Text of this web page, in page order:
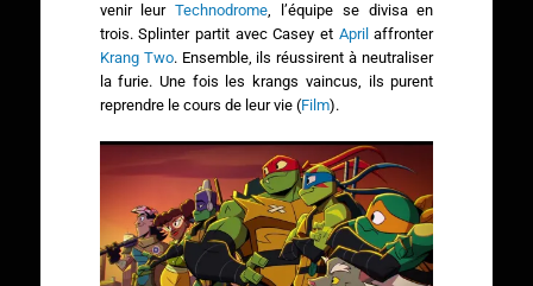
venir leurTechnodrome, l’équipe se divisa en
trois. Splinter partit avec Casey et April affronter
Krang Two. Ensemble, ils réussirent à neutraliser
la furie. Une fois les krangs vaincus, ils purent
reprendre le cours de leur vie (Film).